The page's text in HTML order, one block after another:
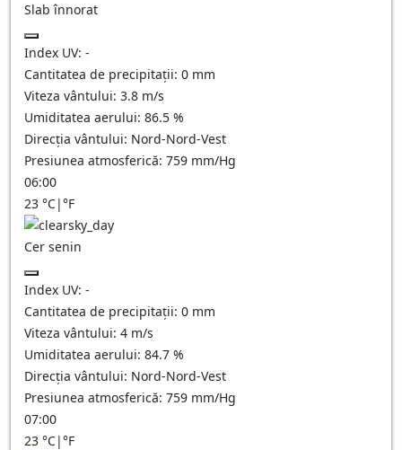
Slab înnorat
Index UV: -
Cantitatea de precipitații: 0 mm
Viteza vântului: 3.8 m/s
Umiditatea aerului: 86.5 %
Direcția vântului: Nord-Nord-Vest
Presiunea atmosferică: 759 mm/Hg
06:00
23 °C|°F
Cer senin
Index UV: -
Cantitatea de precipitații: 0 mm
Viteza vântului: 4 m/s
Umiditatea aerului: 84.7 %
Direcția vântului: Nord-Nord-Vest
Presiunea atmosferică: 759 mm/Hg
07:00
23 °C|°F